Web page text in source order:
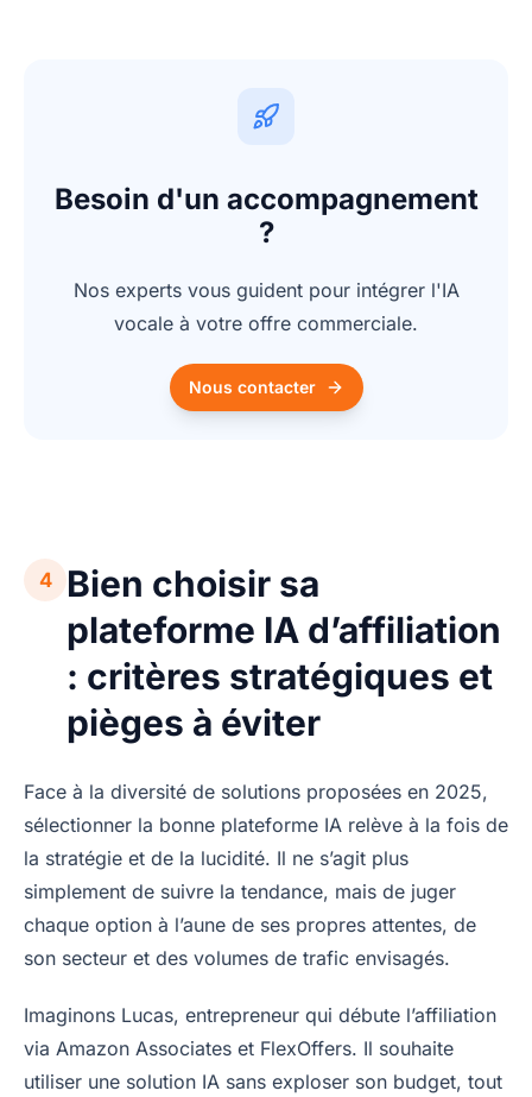
Besoin d'un accompagnement
?
Nos experts vous guident pour intégrer l'IA
vocale à votre offre commerciale.
Nous contacter
4
Bien choisir sa
plateforme IA d’affiliation
: critères stratégiques et
pièges à éviter
Face à la diversité de solutions proposées en 2025,
sélectionner la bonne plateforme IA relève à la fois de
la stratégie et de la lucidité. Il ne s’agit plus
simplement de suivre la tendance, mais de juger
chaque option à l’aune de ses propres attentes, de
son secteur et des volumes de trafic envisagés.
Imaginons Lucas, entrepreneur qui débute l’affiliation
via Amazon Associates et FlexOffers. Il souhaite
utiliser une solution IA sans exploser son budget, tout